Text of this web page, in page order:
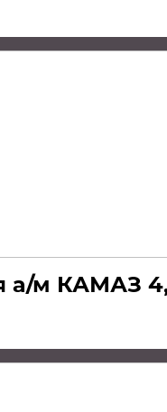
а/м КАМАЗ